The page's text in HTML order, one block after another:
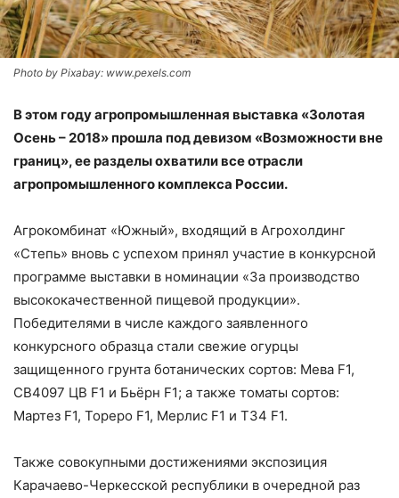
Photo by Pixabay: www.pexels.com
В этом году агропромышленная выставка «Золотая
Осень – ​2018» прошла под девизом «Возможности вне
границ», ее разделы охватили все отрасли
агропромышленного комплекса России.
Агрокомбинат «Южный», входящий в Агрохолдинг
«Степь» вновь с успехом принял участие в конкурсной
программе выставки в номинации «За производство
высококачественной пищевой продукции».
Победителями в числе каждого заявленного
конкурсного образца стали свежие огурцы
защищенного грунта ботанических сортов: Мева F1,
СВ4097 ЦВ F1 и Бьёрн F1; а также томаты сортов:
Мартез F1, Тореро F1, Мерлис F1 и Т34 F1.
Также совокупными достижениями экспозиция
Карачаево-Черкесской республики в очередной раз